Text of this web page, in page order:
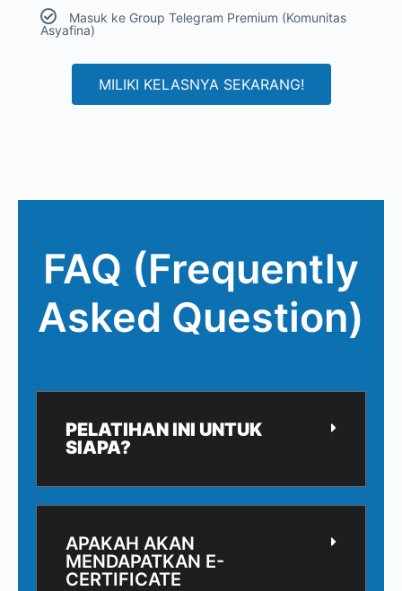
Masuk ke Group Telegram Premium (Komunitas
Asyafina)
MILIKI KELASNYA SEKARANG!
FAQ (Frequently
Asked Question)
PELATIHAN INI UNTUK
SIAPA?
APAKAH AKAN
MENDAPATKAN E-
CERTIFICATE